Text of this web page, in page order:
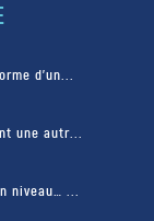
d’un...
une autr...
niveau… ...